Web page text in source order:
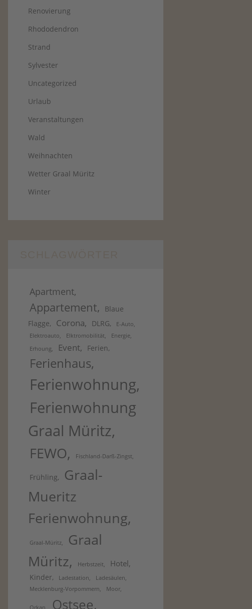
Renovierung
Rhododendron
Strand
Sylvester
Uncategorized
Urlaub
Veranstaltungen
Wald
Weihnachten
Wetter Graal Müritz
Winter
Apartment
Appartement
Blaue
Flagge
Corona DLRG
E-Auto
Elektroauto
Elktromobilität
Energie
Erhoung
Event Ferien
Ferienhaus
Ferienwohnung
Ferienwohnung
Graal Müritz
FEWO Fischland-Darß-Zingst
Frühling
Graal-
Mueritz
Ferienwohnung
Graal-Müritz
Graal
Müritz
Herbstzeit Hotel
Kinder Ladestation
Ladesäulen
Mecklenburg-Vorpommern
Moor
Orkan Ostsee